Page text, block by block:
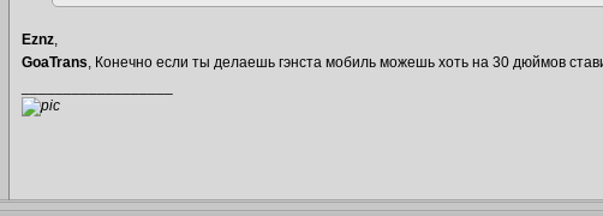
Eznz,
GoaTrans , Конечно если ты делаешь гэнста мобиль можешь хоть на 30 дюймов